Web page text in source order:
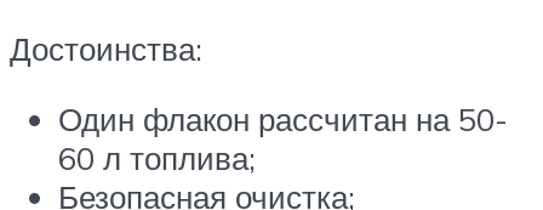
Достоинства:
Один флакон рассчитан на 50-
60 л топлива;
Безопасная очистка;